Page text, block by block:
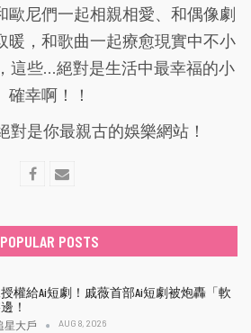
歐尼們一起相親相愛、和偶像劇
暖，和歌曲一起療愈現實中不小
這些...絕對是生活中最幸福的小
確幸啊！！
對是你最親古的娛樂網站！
POPULAR POSTS
權給Ai短劇！戚薇首部Ai短劇被炮轟「軟
！
星大戶 AUG 8, 2026